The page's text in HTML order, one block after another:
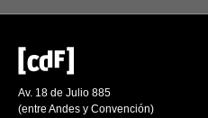
Av. 18 de Julio 885
(entre Andes y Convención)